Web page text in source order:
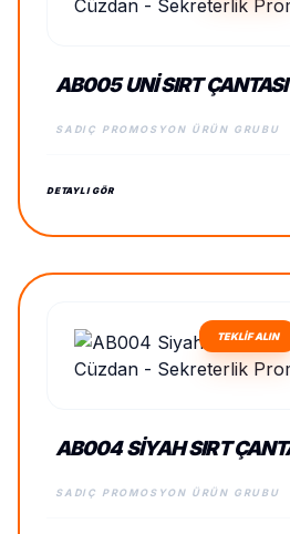
AB005 UNI SIRT ÇANTASI
SADIÇ PROMOSYON ÜRÜN GRUBU
DETAYLI GÖR
TEKLİF ALIN
AB004 SIYAH SIRT
SADIÇ PROMOSYON ÜRÜN GRUBU